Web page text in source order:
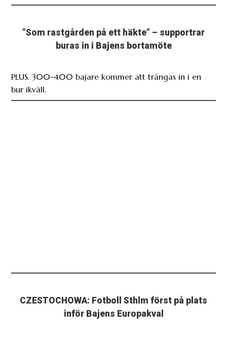
”Som rastgården på ett häkte” – supportrar
buras in i Bajens bortamöte
PLUS. 300-400 bajare kommer att trängas in i en
bur ikväll.
CZESTOCHOWA: Fotboll Sthlm först på plats
inför Bajens Europakval